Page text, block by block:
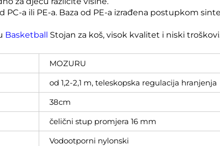
PC-a ili PE-a. Baza od PE-a izrađena postupkom
Basketball Stojan za koš, visok kvalitet i niski
MOZURU
od 1,2-2,1 m, teleskopska regulacija hranjenja
38cm
čelični stup promjera 16 mm
Vodootporni nylonski